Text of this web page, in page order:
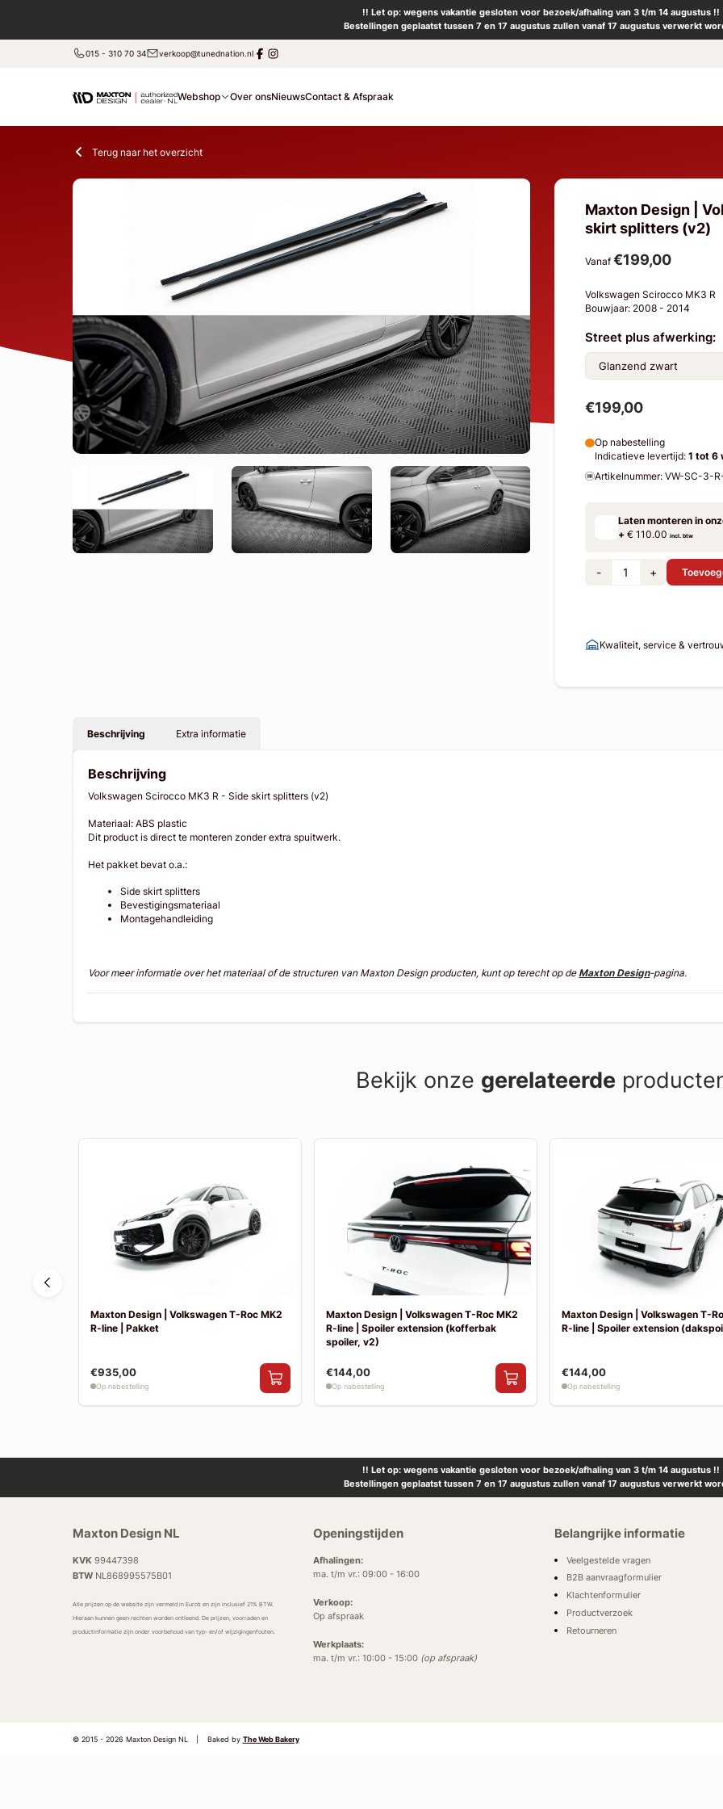
!! Let op: wegens vakantie gesloten voor bezoek/afhaling van 3 t/m 14 augustus !!
Bestellingen geplaatst tussen 7 en 17 augustus zullen vanaf 17 augustus verwerkt
015 - 310 70 34 verkoop@tunednation.nl
Webshop Over onsNieuwsContact & Afspraak
Terug naar het overzicht
Maxton Design |
skirt splitters (v2)
Vanaf €199,00
Volkswagen Scirocco MK3 R
Bouwjaar: 2008 - 2014
Street plus afwerking:
€199,00
Op nabestelling
Indicatieve levertijd: 1 tot 6
Artikelnummer: VW-SC-3-
Laten monteren in
+€ 110.00 incl. btw
- +
Kwaliteit, service &
Beschrijving Extra informatie
Beschrijving
Volkswagen Scirocco MK3 R - Side skirt splitters (v2)
Materiaal: ABS plastic
Dit product is direct te monteren zonder extra spuitwerk.
Het pakket bevat o.a.:
Side skirt splitters
Bevestigingsmateriaal
Montagehandleiding
Voor meer informatie over het materiaal of de structuren van Maxton Design producten, kunt op terecht op deMaxton Design-pagina.
Bekijk onze gerelateerde
Maxton Design | Volkswagen T-Roc MK2
R-line | Pakket
€935,00
Op nabestelling
Maxton Design | Volkswagen T-Roc MK2
R-line | Spoiler extension (kofferbak
spoiler, v2)
€144,00
Op nabestelling
Maxton Design | Volkswagen T-
R-line | Spoiler extension
€144,00
Op nabestelling
!! Let op: wegens vakantie gesloten voor bezoek/afhaling van 3 t/m 14 augustus !!
Bestellingen geplaatst tussen 7 en 17 augustus zullen vanaf 17 augustus verwerkt
Maxton Design NL
KVK 99447398
BTWNL868995575B01
Alle prijzen op de website zijn vermeld in Euro’s en zijn inclusief 21% BTW.
Hieraan kunnen geen rechten worden ontleend. De prijzen, voorraden en
productinformatie zijn onder voorbehoud van typ- en/of wijzigingenfouten.
Openingstijden
Afhalingen:
ma. t/m vr.: 09:00 - 16:00
Verkoop:
Op afspraak
Werkplaats:
ma. t/m vr.: 10:00 - 15:00 (op afspraak)
Belangrijke informatie
Veelgestelde vragen
B2B aanvraagformulier
Klachtenformulier
Productverzoek
Retourneren
© 2015 - 2026 Maxton Design NL Baked by The Web Bakery